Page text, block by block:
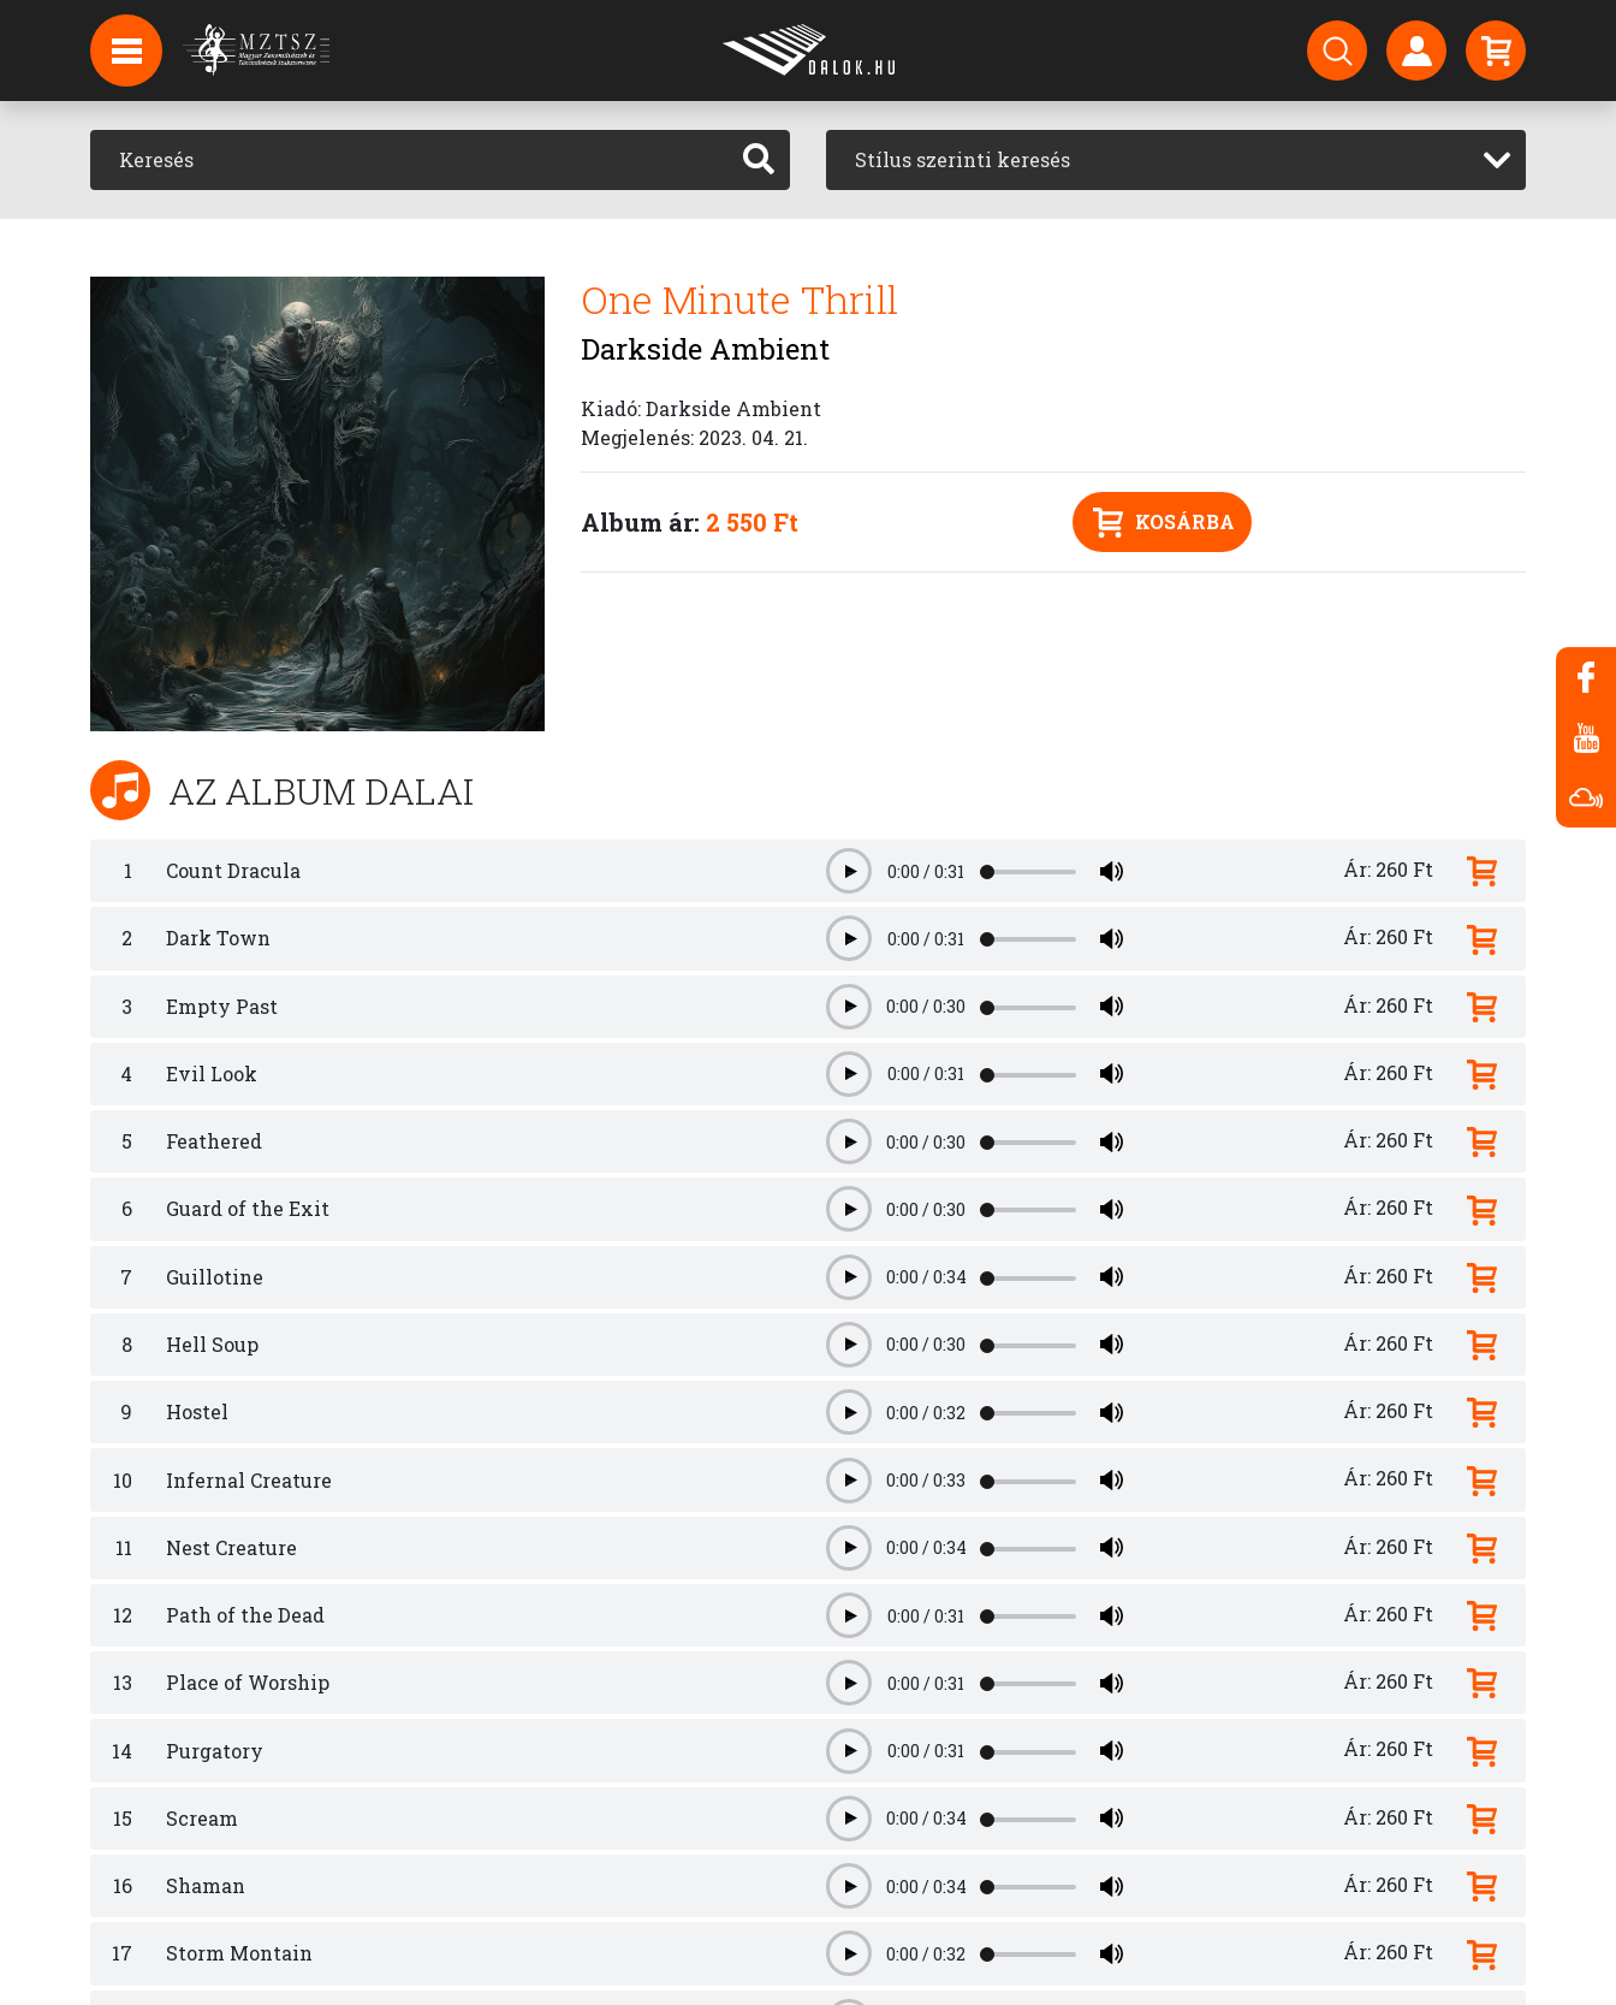
HÍREK
HÍRLEVÉL FELIRATKOZÁS
PODCAST Stílus szerinti keresés
One Minute Thrill
Darkside Ambient
Kiadó: Darkside Ambient
Megjelenés: 2023. 04. 21.
Album ár: 2 550 Ft KOSÁRBA
AZ ALBUM DALAI
1 Count Dracula Play0:00 /0:31 Ár: 260 Ft
2 Dark Town Play0:00 /0:31 Ár: 260 Ft
3 Empty Past Play0:00 /0:30 Ár: 260 Ft
4 Evil Look Play0:00 /0:31 Ár: 260 Ft
5 Feathered Play0:00 /0:30 Ár: 260 Ft
6 Guard of the Exit Play0:00 /0:30 Ár: 260 Ft
7 Guillotine Play0:00 /0:34 Ár: 260 Ft
8 Hell Soup Play0:00 /0:30 Ár: 260 Ft
9 Hostel Play0:00 /0:32 Ár: 260 Ft
10 Infernal Creature Play0:00 /0:33 Ár: 260 Ft
11 Nest Creature Play0:00 /0:34 Ár: 260 Ft
12 Path of the Dead Play0:00 /0:31 Ár: 260 Ft
13 Place of Worship Play0:00 /0:31 Ár: 260 Ft
14 Purgatory Play0:00 /0:31 Ár: 260 Ft
15 Scream Play0:00 /0:34 Ár: 260 Ft
16 Shaman Play0:00 /0:34 Ár: 260 Ft
17 Storm Montain Play0:00 /0:32 Ár: 260 Ft